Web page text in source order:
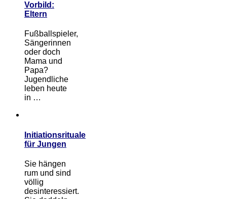
Vorbild:
Eltern
Fußballspieler,
Sängerinnen
oder doch
Mama und
Papa?
Jugendliche
leben heute
in …
Initiationsrituale
für Jungen
Sie hängen
rum und sind
völlig
desinteressiert.